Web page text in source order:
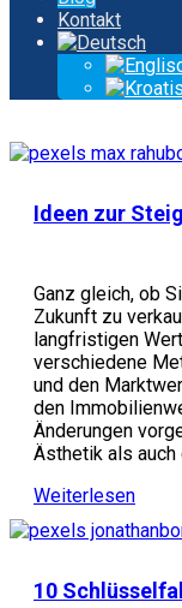
Kontakt
Ideen zur
Ganz gleich, ob
Zukunft zu
langfristigen
verschiedene
und den
den
Änderungen
Ästhetik als
Weiterlesen
10